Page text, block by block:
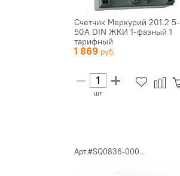
Счетчик Меркурий 201.2 5-
50А DIN ЖКИ 1-фазный 1
тарифный
1 869
шт
Арт.#SQ0836-000...